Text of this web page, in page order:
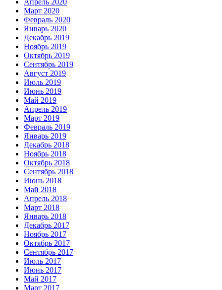
Апрель 2020
Март 2020
Февраль 2020
Январь 2020
Декабрь 2019
Ноябрь 2019
Октябрь 2019
Сентябрь 2019
Август 2019
Июль 2019
Июнь 2019
Май 2019
Апрель 2019
Март 2019
Февраль 2019
Январь 2019
Декабрь 2018
Ноябрь 2018
Октябрь 2018
Сентябрь 2018
Июнь 2018
Май 2018
Апрель 2018
Март 2018
Январь 2018
Декабрь 2017
Ноябрь 2017
Октябрь 2017
Сентябрь 2017
Июль 2017
Июнь 2017
Май 2017
Март 2017